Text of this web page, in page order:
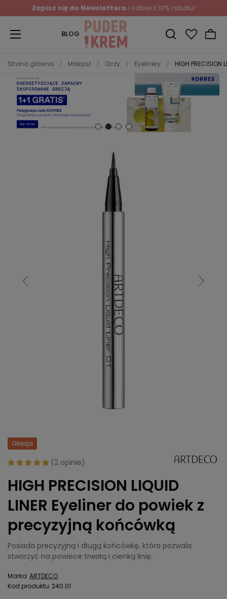
Zapisz się do Newslettera i odbierz 10% rabatu!
BLOG
Strona główna Makijaż Oczy Eyelinery HIGH
Okazja
(2 opinie)
HIGH PRECISION LIQUID
LINER Eyeliner do powiek z
precyzyjną końcówką
Posiada precyzyjną i długą końcówkę, która pozwala
stworzyć na powiece trwałą i cienką linię.
Marka ARTDECO
Kod produktu 240.01